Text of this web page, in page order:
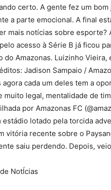
certo. A gente fez um
a parte emocional. A final
mais notícias sobre esporte?
acesso à Série B já ficou
Amazonas. Luizinho
Jadison Sampaio /
cada um deles tem a
legal, mentalidade de
por Amazonas FC
lotado pela torcida
vitória recente sobre o
saiu perdendo. Depois,
NotÍcias